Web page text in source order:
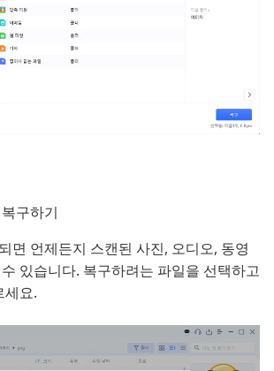
구하기
면 언제든지 스캔된 사진, 오디오, 동영
있습니다. 복구하려는 파일을 선택하고
세요.